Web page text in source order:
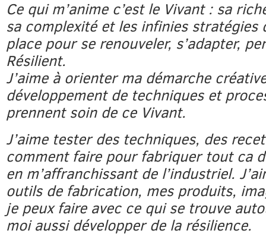
Ce qui m’anime c’est le Vivant : sa
sa complexité et les infinies stratégies
place pour se renouveler, s’adapter,
Résilient.
J’aime à orienter ma démarche
développement de techniques et
prennent soin de ce Vivant.
J’aime tester des techniques, des
comment faire pour fabriquer tout ca
en m’affranchissant de l’industriel.
outils de fabrication, mes produits,
je peux faire avec ce qui se trouve
moi aussi développer de la résilience.